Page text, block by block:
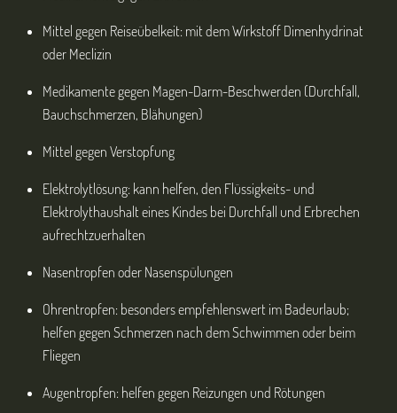
Mittel gegen Reiseübelkeit: mit dem Wirkstoff Dimenhydrinat
oder Meclizin
Medikamente gegen Magen-Darm-Beschwerden (Durchfall,
Bauchschmerzen, Blähungen)
Mittel gegen Verstopfung
Elektrolytlösung: kann helfen, den Flüssigkeits- und
Elektrolythaushalt eines Kindes bei Durchfall und Erbrechen
aufrechtzuerhalten
Nasentropfen oder Nasenspülungen
Ohrentropfen: besonders empfehlenswert im Badeurlaub;
helfen gegen Schmerzen nach dem Schwimmen oder beim
Fliegen
Augentropfen: helfen gegen Reizungen und Rötungen